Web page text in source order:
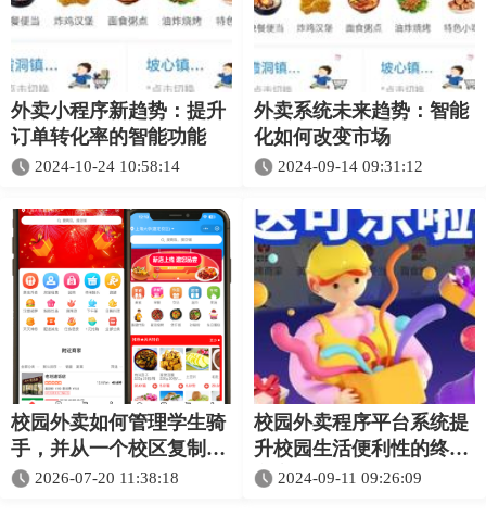
外卖小程序新趋势：提升
订单转化率的智能功能
2024-10-24 10:58:14
外卖系统未来趋势：智能
化如何改变市场
2024-09-14 09:31:12
校园外卖如何管理学生骑
手，并从一个校区复制到
多个校区
2026-07-20 11:38:18
校园外卖程序平台系统提
升校园生活便利性的终极
方案2024-09-11 09:26:09